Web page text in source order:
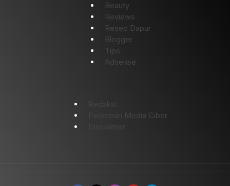
Beauty
Reviews
Resep Dapur
Blogger
Tips
Adsense
Redaksi
Pedoman Media Ciber